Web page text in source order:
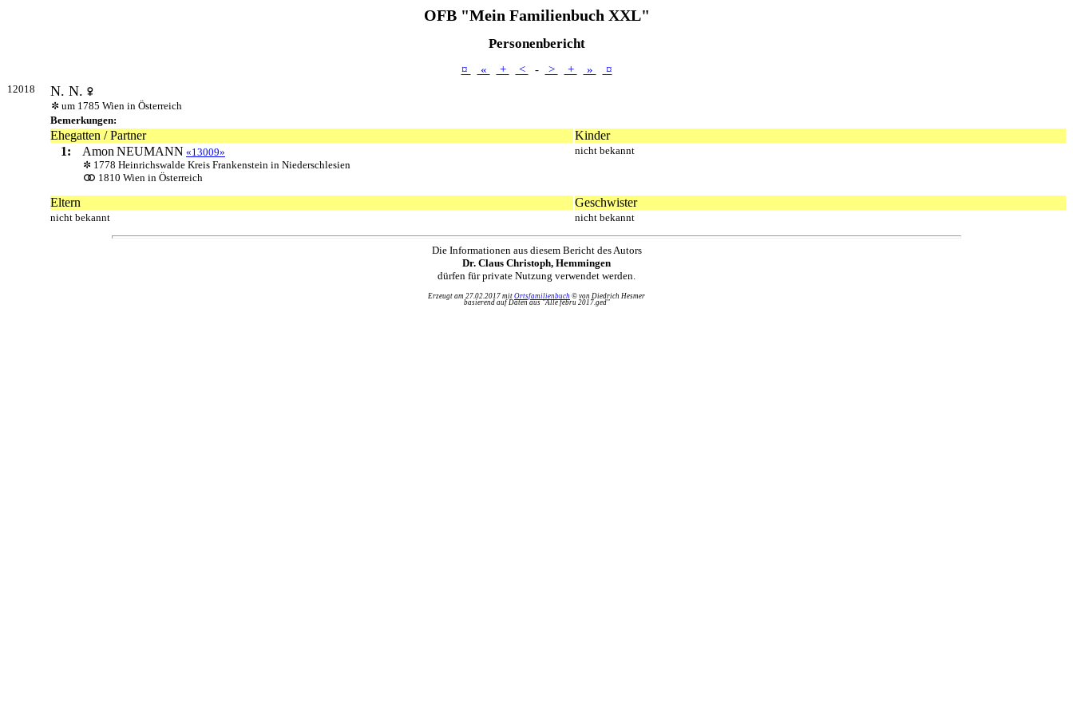
OFB "Mein Familienbuch XXL"
Personenbericht
¤ « + < - > + » ¤
12018 N. N.
um 1785 Wien in Österreich
Bemerkungen:
Ehegatten / Partner
Kinder
1:
Amon NEUMANN «13009»
1778 Heinrichswalde Kreis Frankenstein in Niederschlesien
1810 Wien in Österreich
nicht bekannt
Eltern Geschwister
nicht bekannt nicht bekannt
Die Informationen aus diesem Bericht des Autors
Dr. Claus Christoph, Hemmingen
dürfen für private Nutzung verwendet werden.
Erzeugt am 27.02.2017 mit Ortsfamilienbuch © von Diedrich Hesmer
basierend auf Daten aus "Alle febru 2017.ged"